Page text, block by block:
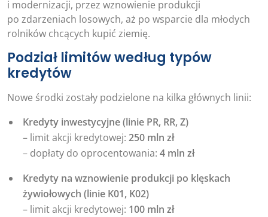
i modernizacji, przez wznowienie produkcji
po zdarzeniach losowych, aż po wsparcie dla młodych
rolników chcących kupić ziemię.
Podział limitów według typów
kredytów
Nowe środki zostały podzielone na kilka głównych linii:
Kredyty inwestycyjne (linie PR, RR, Z)
– limit akcji kredytowej: 250 mln zł
– dopłaty do oprocentowania: 4 mln zł
Kredyty na wznowienie produkcji po klęskach
żywiołowych (linie K01, K02)
– limit akcji kredytowej: 100 mln zł